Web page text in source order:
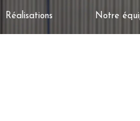
Réalisations Notre